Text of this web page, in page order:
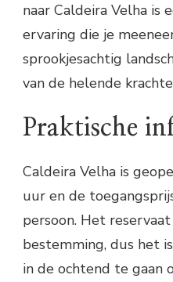
naar Caldeira Velha is
ervaring die je
sprookjesachtig
van de helende
Praktische
Caldeira Velha is
uur en de
persoon. Het
bestemming, dus het
in de ochtend te gaan